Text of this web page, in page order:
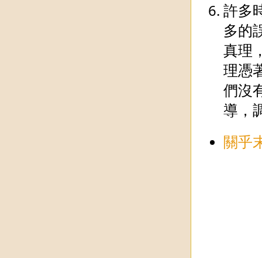
許多
多的
真理
理憑
們沒
導，
關乎